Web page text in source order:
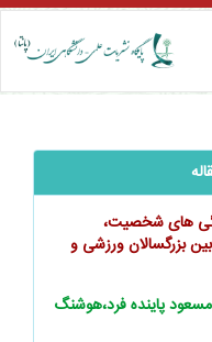
های شخصیت،
بزرگسالان ورزشی و
پاینده فرد،هوشنگ